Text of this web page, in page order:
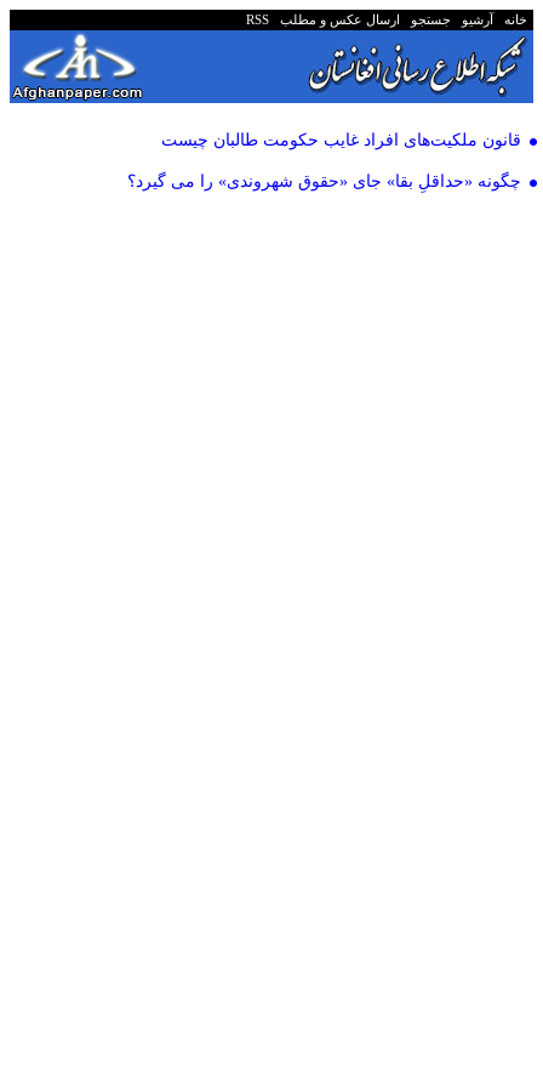
خانه آرشیو جستجو ارسال عکس و مطلب RSS
قانون ملکیت‌های افراد غایب حکومت طالبان چیست
چگونه «حداقلِ بقا» جای «حقوق شهروندی» را می گیرد؟